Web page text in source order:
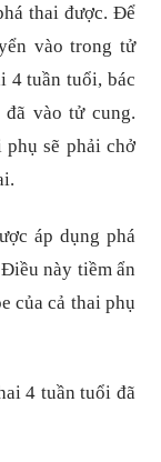
thai được. Để
vào trong tử
4 tuần tuổi, bác
vào tử cung.
sẽ phải chở
áp dụng phá
này tiềm ẩn
của cả thai phụ
4 tuần tuổi đã